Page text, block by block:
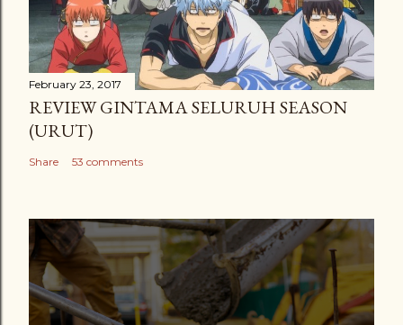
February 23, 2017
REVIEW GINTAMA SELURUH SEASON
(URUT)
Share 53 comments